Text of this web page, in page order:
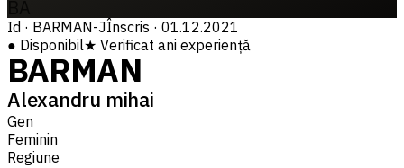
Id · BARMAN-JÎnscris · 01.12.2021
● Disponibil★ Verificat ani experiență
BARMAN
Alexandru mihai
Gen
Feminin
Regiune